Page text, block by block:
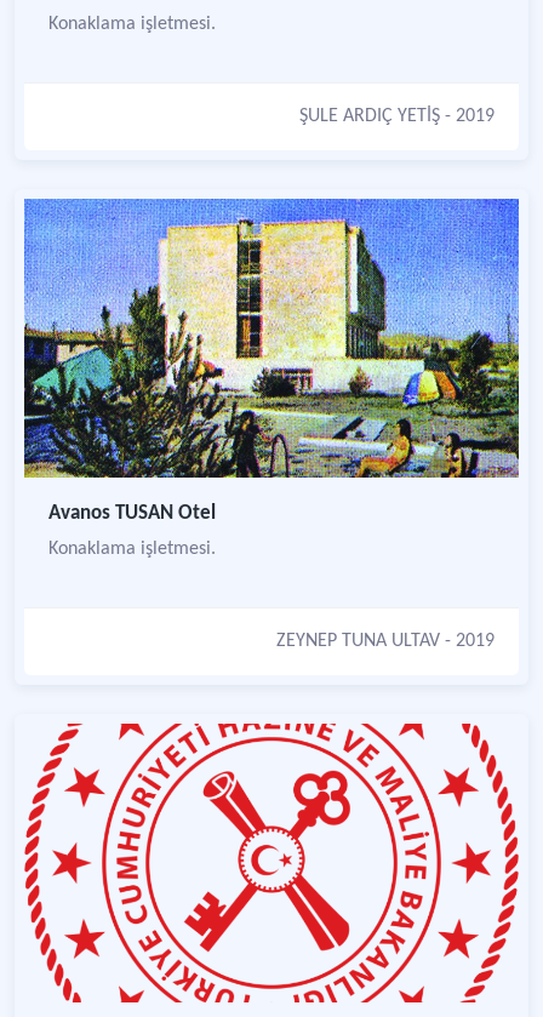
Konaklama işletmesi.
ŞULE ARDIÇ YETİŞ - 2019
Avanos TUSAN Otel
Konaklama işletmesi.
ZEYNEP TUNA ULTAV - 2019